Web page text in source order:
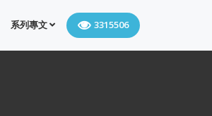
系列專文 3315506